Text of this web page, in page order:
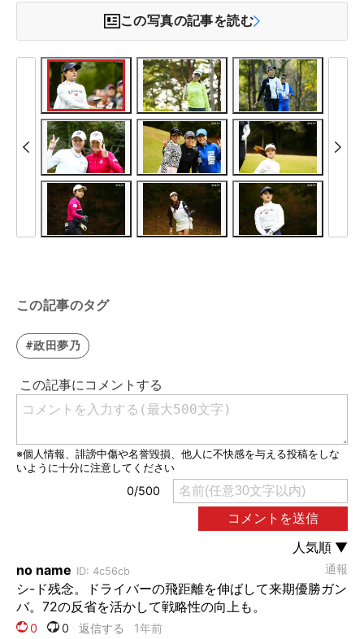
この写真の記事を読む
この記事のタグ
#政田夢乃